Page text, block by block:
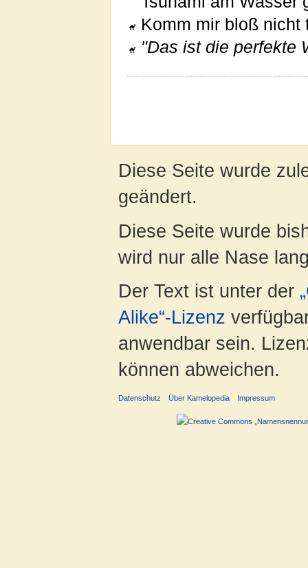
Komm mir bloß nicht
"Das ist die perfekte
Diese Seite wurde
geändert.
Diese Seite wurde
wird nur alle Nase
Der Text ist unter der
Alike“-Lizenz
anwendbar sein.
können abweichen.
Datenschutz Über Kamelopedia Impressum